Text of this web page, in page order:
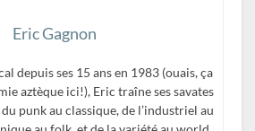
Eric Gagnon
depuis ses 15 ans en 1983 (ouais, ça
aztèque ici!), Eric traîne ses savates
punk au classique, de l’industriel au